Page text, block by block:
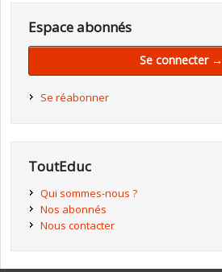
Espace abonnés
Se connecter →
Se réabonner
ToutEduc
Qui sommes-nous ?
Nos abonnés
Nous contacter